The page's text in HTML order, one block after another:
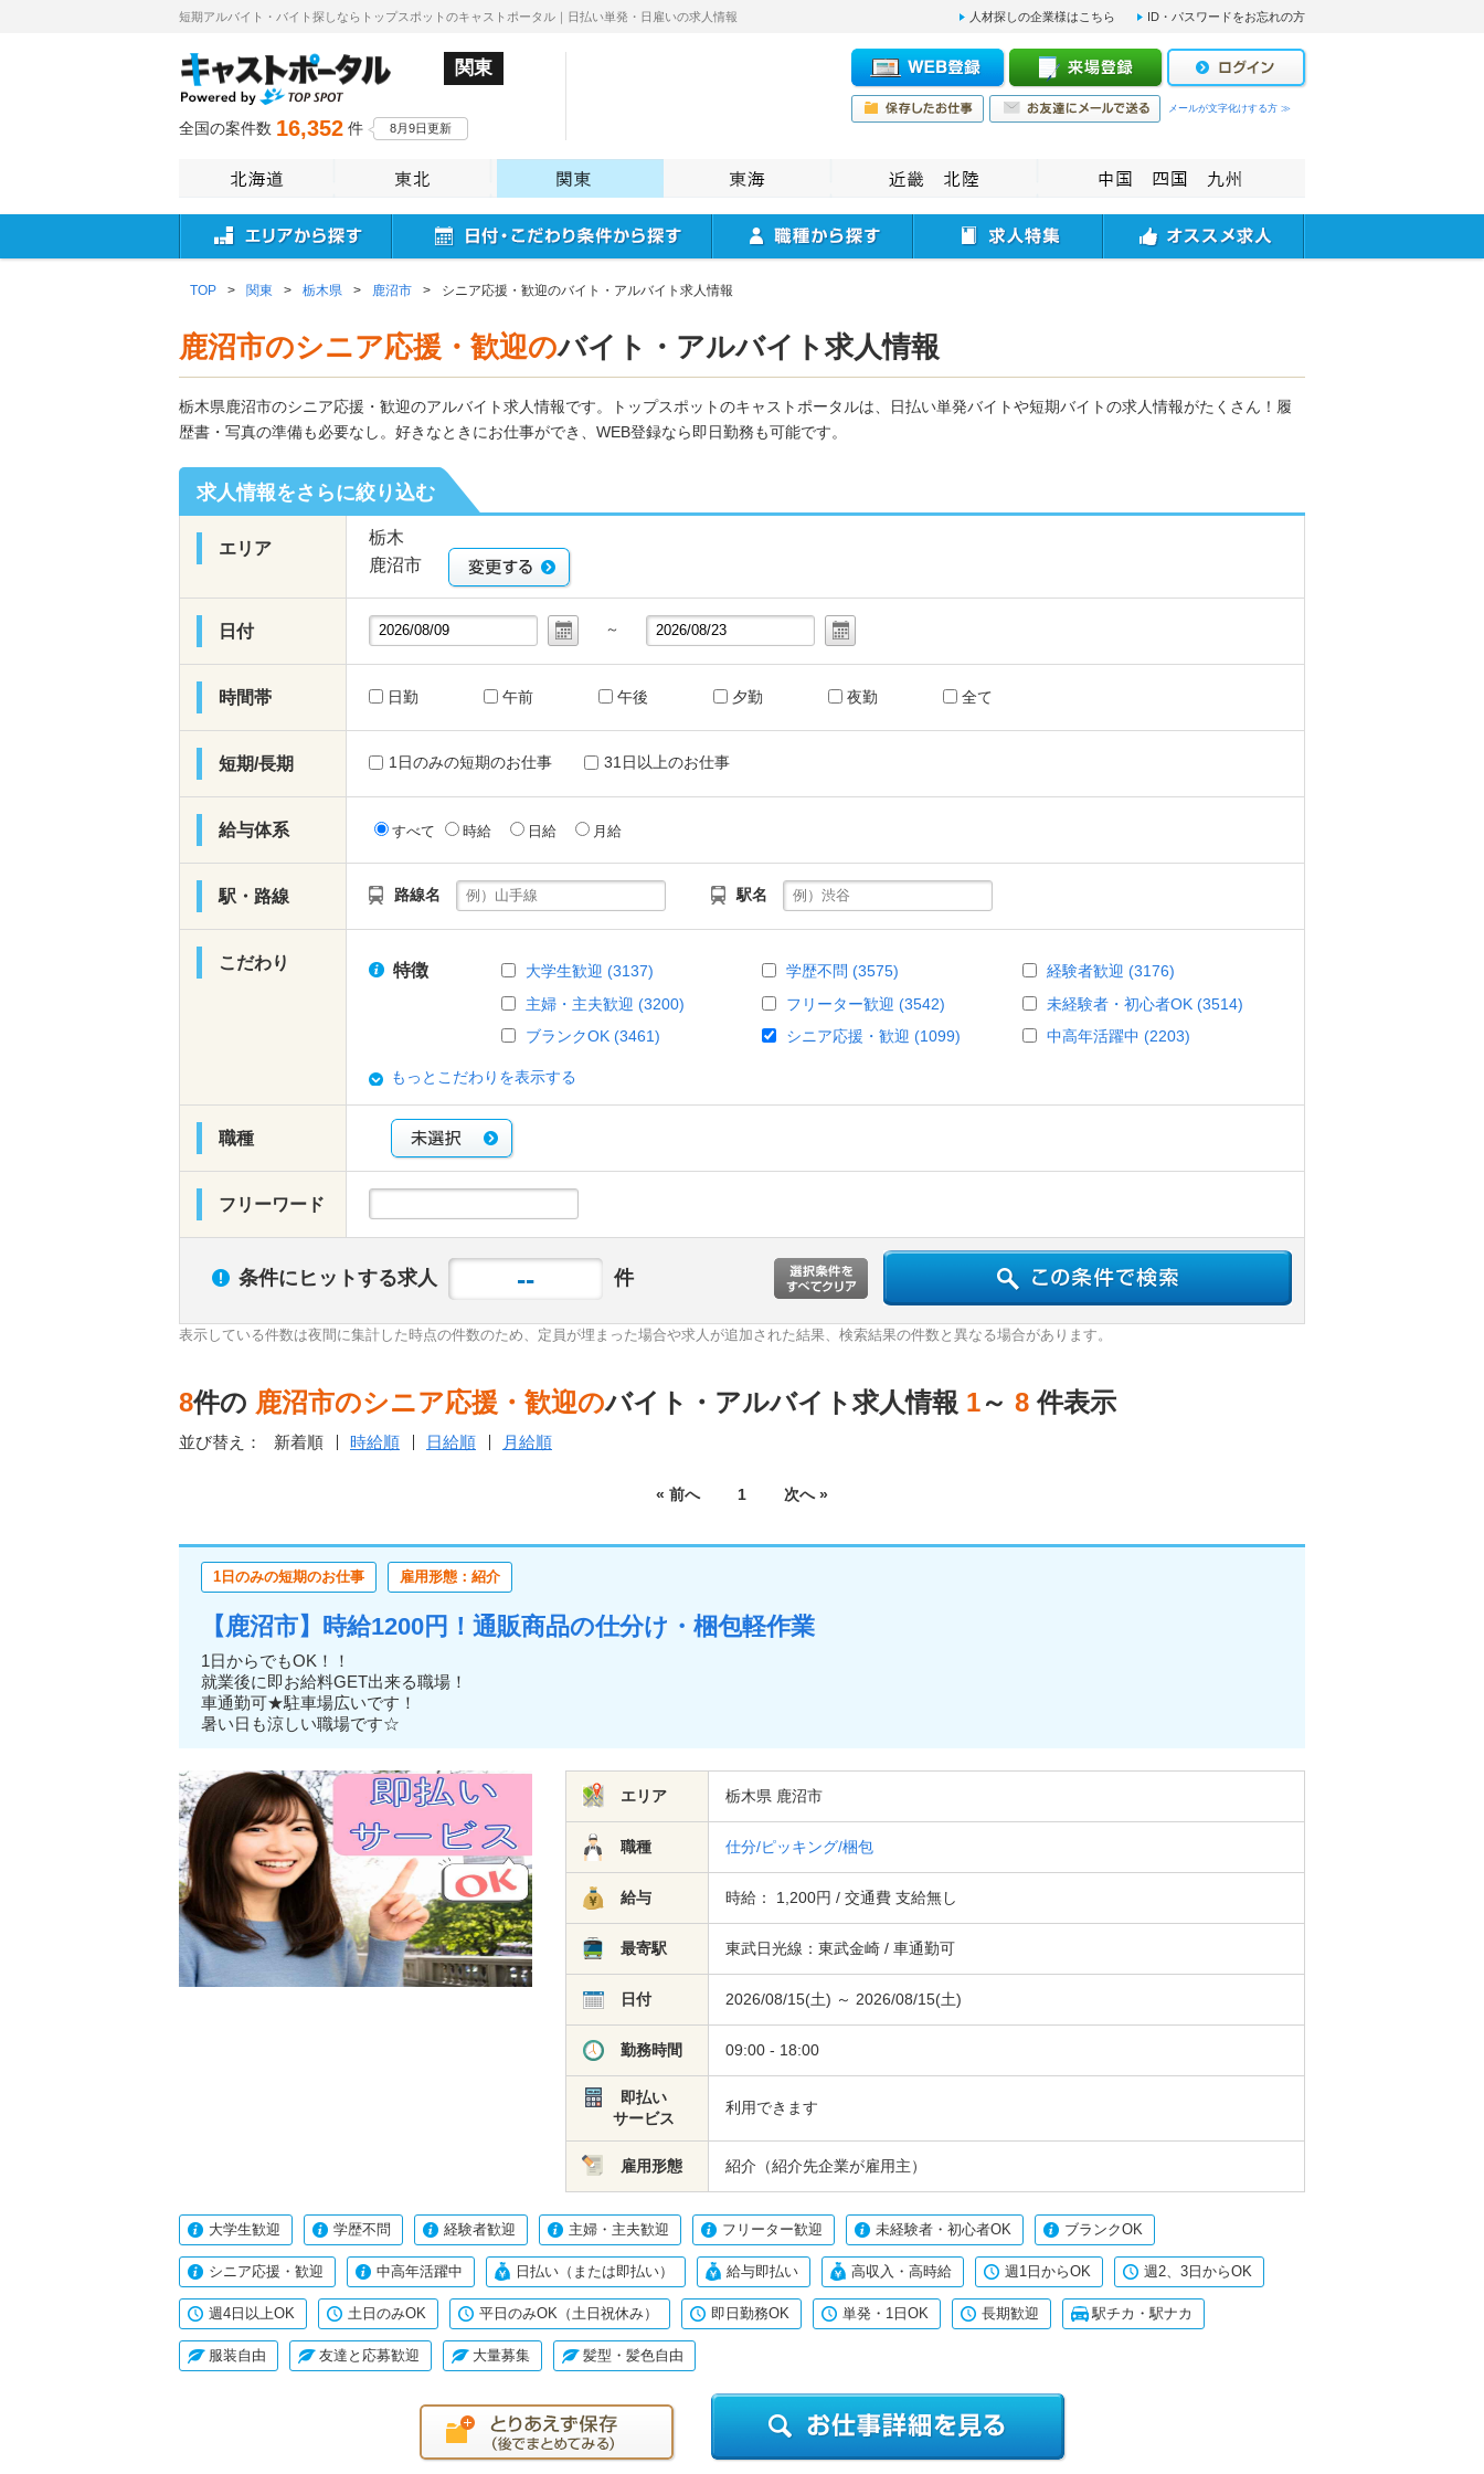
短期アルバイト・バイト探しならトップスポットのキャストポータル｜日払い単発・日雇いの求人情報 人材探しの企業様はこちら ID・パスワードをお忘れの方
関東
全国の案件数 16,352 件 8月9日更新
メールが文字化けする方 ≫
TOP > 関東 > 栃木県 > 鹿沼市 > シニア応援・歓迎のバイト・アルバイト求人情報
鹿沼市のシニア応援・歓迎のバイト・アルバイト求人情報
栃木県鹿沼市のシニア応援・歓迎のアルバイト求人情報です。トップスポットのキャストポータルは、日払い単発バイトや短期バイトの求人情報がたくさん！履
歴書・写真の準備も必要なし。好きなときにお仕事ができ、WEB登録なら即日勤務も可能です。
求人情報をさらに絞り込む
エリア
栃木
鹿沼市
日付 ～
時間帯 日勤 午前 午後 夕勤 夜勤 全て
短期/長期 1日のみの短期のお仕事 31日以上のお仕事
給与体系 すべて 時給 日給 月給
駅・路線 路線名 駅名
こだわり 特徴 大学生歓迎 (3137) 学歴不問 (3575)
経験者歓迎 (3176)
主婦・主夫歓迎 (3200)
フリーター歓迎 (3542)
未経験者・初心者OK (3514)
ブランクOK (3461)
シニア応援・歓迎 (1099) 中高年活躍中 (2203)
もっとこだわりを表示する
職種
フリーワード
条件にヒットする求人 -- 件
表示している件数は夜間に集計した時点の件数のため、定員が埋まった場合や求人が追加された結果、検索結果の件数と異なる場合があります。
8件の 鹿沼市のシニア応援・歓迎のバイト・アルバイト求人情報 1～ 8 件表示
並び替え： 新着順 時給順 日給順 月給順
« 前へ 1 次へ »
1日のみの短期のお仕事 雇用形態：紹介
【鹿沼市】時給1200円！通販商品の仕分け・梱包軽作業
1日からでもOK！！
就業後に即お給料GET出来る職場！
車通勤可★駐車場広いです！
暑い日も涼しい職場です☆
エリア 栃木県 鹿沼市
職種 仕分/ピッキング/梱包
給与 時給： 1,200円 / 交通費 支給無し
最寄駅 東武日光線：東武金崎 / 車通勤可
日付 2026/08/15(土) ～ 2026/08/15(土)
勤務時間 09:00 - 18:00
即払い
サービス
利用できます
雇用形態 紹介（紹介先企業が雇用主）
大学生歓迎 学歴不問 経験者歓迎 主婦・主夫歓迎 フリーター歓迎 未経験者・初心者OK ブランクOK
シニア応援・歓迎 中高年活躍中 日払い（または即払い） 給与即払い 高収入・高時給 週1日からOK 週2、3日からOK
週4日以上OK 土日のみOK 平日のみOK（土日祝休み） 即日勤務OK 単発・1日OK 長期歓迎 駅チカ・駅ナカ
服装自由 友達と応募歓迎 大量募集 髪型・髪色自由